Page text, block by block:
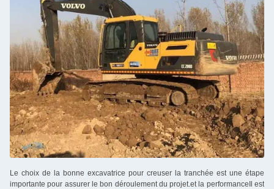
Le choix de la bonne excavatrice pour creuser la tranchée est une étape
importante pour assurer le bon déroulement du projet.et la performanceIl est